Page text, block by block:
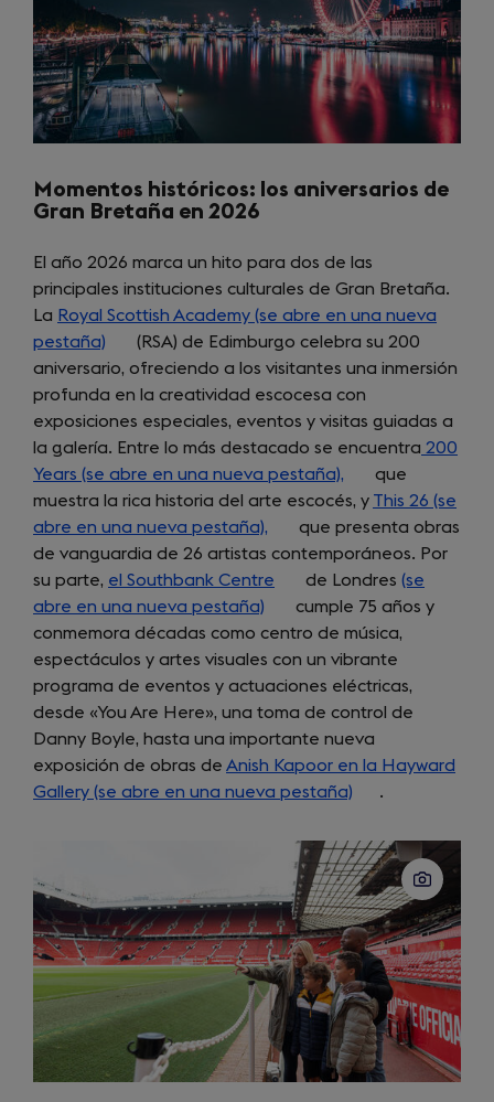
Momentos históricos: los aniversarios de
Gran Bretaña en 2026
El año 2026 marca un hito para dos de las
principales instituciones culturales de Gran Bretaña.
La Royal Scottish Academy (se abre en una nueva
pestaña) (opens
in
a
new
tab)
(RSA) de Edimburgo celebra su 200
aniversario, ofreciendo a los visitantes una inmersión
profunda en la creatividad escocesa con
exposiciones especiales, eventos y visitas guiadas a
la galería. Entre lo más destacado se encuentra 200
Years (se abre en una nueva pestaña), (opens
in
a
new
tab)
que
muestra la rica historia del arte escocés, y This 26 (se
abre en una nueva pestaña), (opens
in
a
new
tab)
que presenta obras
de vanguardia de 26 artistas contemporáneos. Por
su parte, el Southbank Centre (opens
a
new
tab)
de Londres (se
abre en una nueva pestaña) (opens
in
a
new
tab)
cumple 75 años y
conmemora décadas como centro de música,
espectáculos y artes visuales con un vibrante
programa de eventos y actuaciones eléctricas,
desde «You Are Here», una toma de control de
Danny Boyle, hasta una importante nueva
exposición de obras de Anish Kapoor en la Hayward
Gallery (se abre en una nueva pestaña) (opens
a
new
tab)
.